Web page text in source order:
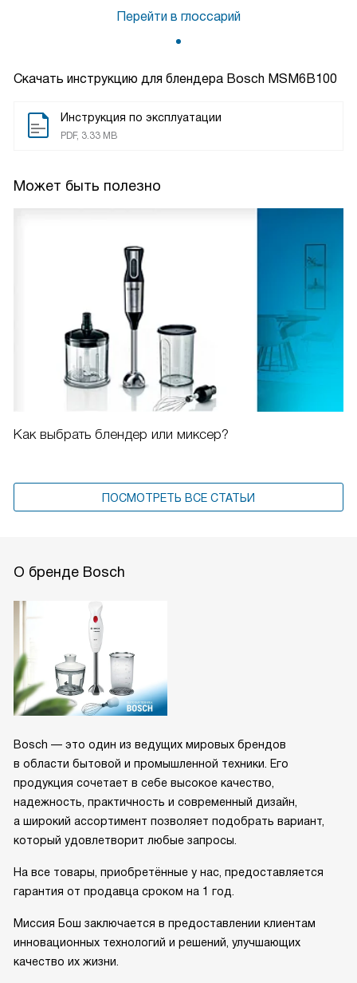
Скачать инструкцию для блендера Bosch MSM6B100
Инструкция по эксплуатации
PDF, 3.33 MB
Может быть полезно
Как выбрать блендер или миксер?
ПОСМОТРЕТЬ ВСЕ СТАТЬИ
Перейти в глоссарий
О бренде Bosch
Bosch — это один из ведущих мировых брендов
в области бытовой и промышленной техники. Его
продукция сочетает в себе высокое качество,
надежность, практичность и современный дизайн,
а широкий ассортимент позволяет подобрать вариант,
который удовлетворит любые запросы.
На все товары, приобретённые у нас, предоставляется
гарантия от продавца сроком на 1 год.
Миссия Бош заключается в предоставлении клиентам
инновационных технологий и решений, улучшающих
качество их жизни.